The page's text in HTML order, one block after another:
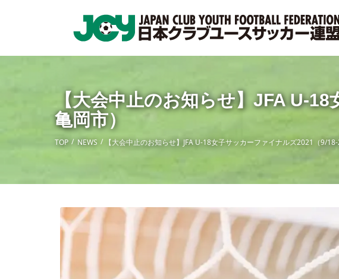
【大会中止のお知らせ】JFA U-
亀岡市）
TOP NEWS 【大会中止のお知らせ】JFA U-18女子サッカーファイナルズ2021（9/18-